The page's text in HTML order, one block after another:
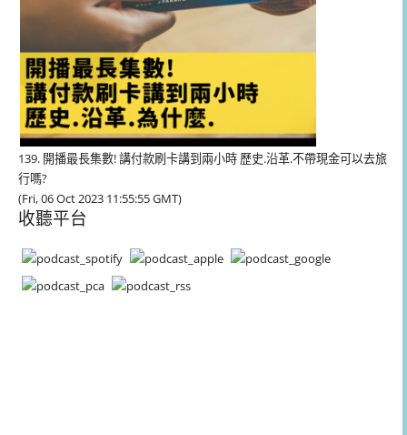
139. 開播最長集數! 講付款刷卡講到兩小時 歷史.沿革.不帶現金可以去旅
行嗎?
(Fri, 06 Oct 2023 11:55:55 GMT)
收聽平台